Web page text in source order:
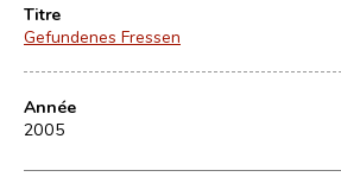
Titre
Gefundenes Fressen
Année
2005